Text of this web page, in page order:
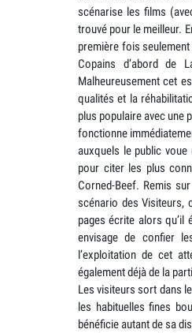
scénarise les films
trouvé pour le meilleur.
première fois seulement
Copains d’abord de
Malheureusement cet
qualités et la
plus populaire avec une
fonctionne
auxquels le public
pour citer les plus
Corned-Beef. Remis
scénario des Visiteurs,
pages écrite alors qu’il
envisage de confier
l’exploitation de cet
également déjà de la
Les visiteurs sort dans
les habituelles fines
bénéficie autant de sa